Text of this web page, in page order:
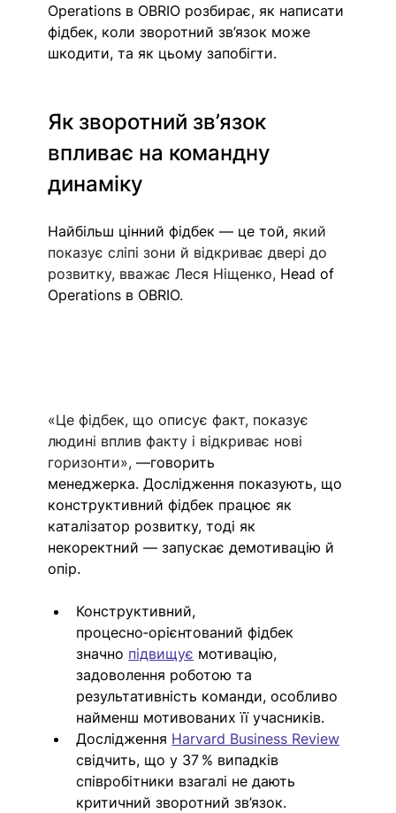
Operations в OBRIO розбирає, як написати
фідбек, коли зворотний зв’язок може
шкодити, та як цьому запобігти.
Як зворотний зв’язок
впливає на командну
динаміку
Найбільш цінний фідбек — це той, який
показує сліпі зони й відкриває двері до
розвитку, вважає Леся Ніщенко, Head of
Operations в OBRIO.
«Це фідбек, що описує факт, показує
людині вплив факту і відкриває нові
горизонти», —говорить
менеджерка. Дослідження показують, що
конструктивний фідбек працює як
каталізатор розвитку, тоді як
некоректний — запускає демотивацію й
опір.
Конструктивний,
процесно‑орієнтований фідбек
значно підвищує мотивацію,
задоволення роботою та
результативність команди, особливо
найменш мотивованих її учасників.
Дослідження Harvard Business Review
свідчить, що у 37 % випадків
співробітники взагалі не дають
критичний зворотний зв’язок.